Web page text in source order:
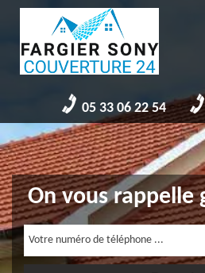
05 33 06 22 54
On vous rappelle